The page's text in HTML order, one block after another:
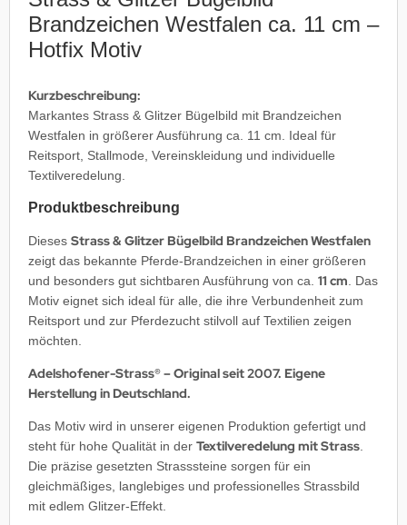
Brandzeichen Westfalen ca. 11 cm –
Hotfix Motiv
Kurzbeschreibung:
Markantes Strass & Glitzer Bügelbild mit Brandzeichen
Westfalen in größerer Ausführung ca. 11 cm. Ideal für
Reitsport, Stallmode, Vereinskleidung und individuelle
Textilveredelung.
Produktbeschreibung
Dieses Strass & Glitzer Bügelbild Brandzeichen Westfalen
zeigt das bekannte Pferde-Brandzeichen in einer größeren
und besonders gut sichtbaren Ausführung von ca. 11 cm . Das
Motiv eignet sich ideal für alle, die ihre Verbundenheit zum
Reitsport und zur Pferdezucht stilvoll auf Textilien zeigen
möchten.
Adelshofener-Strass® – Original seit 2007. Eigene
Herstellung in Deutschland.
Das Motiv wird in unserer eigenen Produktion gefertigt und
steht für hohe Qualität in der Textilveredelung mit Strass
Die präzise gesetzten Strasssteine sorgen für ein
gleichmäßiges, langlebiges und professionelles Strassbild
mit edlem Glitzer-Effekt.